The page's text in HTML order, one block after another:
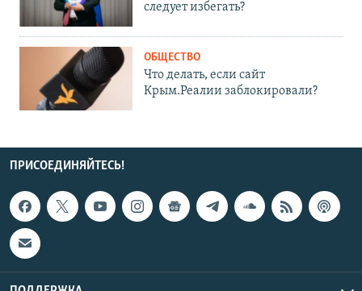
следует избегать?
ОБЩЕСТВО
Что делать, если сайт
Крым.Реалии заблокировали?
ПРИСОЕДИНЯЙТЕСЬ!